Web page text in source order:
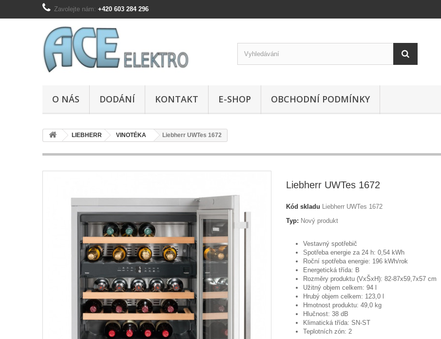
Zavolejte nám: +420 603 284 296
O NÁS DODÁNÍ KONTAKT E-SHOP OBCHODNÍ PODMÍNKY
LIEBHERR VINOTÉKA Liebherr UWTes 1672
Liebherr UWTes 1672
Kód skladu Liebherr UWTes 1672
Typ: Nový produkt
Vestavný spotřebič
Spotřeba energie za 24 h: 0,54 kWh
Roční spotřeba energie: 196 kWh/rok
Energetická třída: B
Rozměry produktu (VxŠxH): 82-87x59,7x57 cm
Užitný objem celkem: 94 l
Hrubý objem celkem: 123,0 l
Hmotnost produktu: 49,0 kg
Hlučnost: 38 dB
Klimatická třída: SN-ST
Teplotních zón: 2